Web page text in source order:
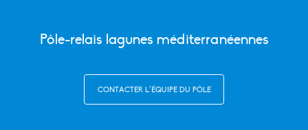
Pôle-relais lagunes méditerranéennes
CONTACTER L’ÉQUIPE DU PÔLE